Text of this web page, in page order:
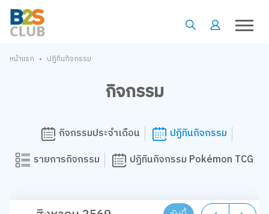
หน้าแรก • ปฏิทินกิจกรรม
กิจกรรม
กิจกรรมประจำเดือน
ปฏิทินกิจกรรม
รายการกิจกรรม
ปฏิทินกิจกรรม Pokémon TCG